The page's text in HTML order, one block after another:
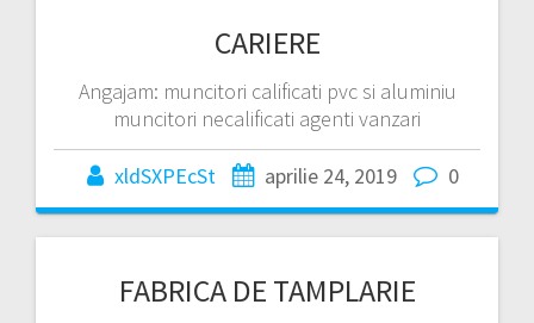
CARIERE
Angajam: muncitori calificati pvc si aluminiu
muncitori necalificati agenti vanzari
xldSXPEcSt aprilie 24, 2019 0
FABRICA DE TAMPLARIE